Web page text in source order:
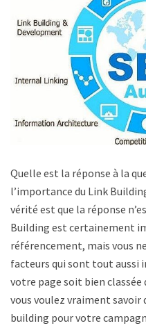
Quelle est la réponse à la
l’importance du Link
vérité est que la réponse
Building est certainement
référencement, mais vous
facteurs qui sont tout aussi
votre page soit bien classée
vous voulez vraiment
building pour votre